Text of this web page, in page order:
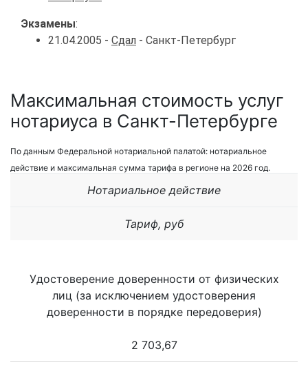
Экзамены:
21.04.2005 - Сдал - Санкт-Петербург
Максимальная стоимость услуг
нотариуса в Санкт-Петербурге
По данным Федеральной нотариальной палатой: нотариальное
действие и максимальная сумма тарифа в регионе на 2026 год.
Нотариальное действие
Тариф, руб
Удостоверение доверенности от физических
лиц (за исключением удостоверения
доверенности в порядке передоверия)
2 703,67